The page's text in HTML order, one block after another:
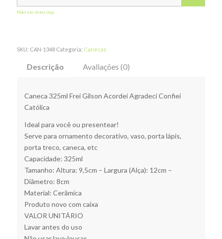
Não sei meu cep
SKU: CAN-1348 Categoria: Canecas
Descrição Avaliações (0)
Caneca 325ml Frei Gilson Acordei Agradeci Confiei
Católica
Ideal para você ou presentear!
Serve para ornamento decorativo, vaso, porta lápis,
porta treco, caneca, etc
Capacidade: 325ml
Tamanho: Altura: 9,5cm – Largura (Alça): 12cm –
Diâmetro: 8cm
Material: Cerâmica
Produto novo com caixa
VALOR UNITÁRIO
Lavar antes do uso